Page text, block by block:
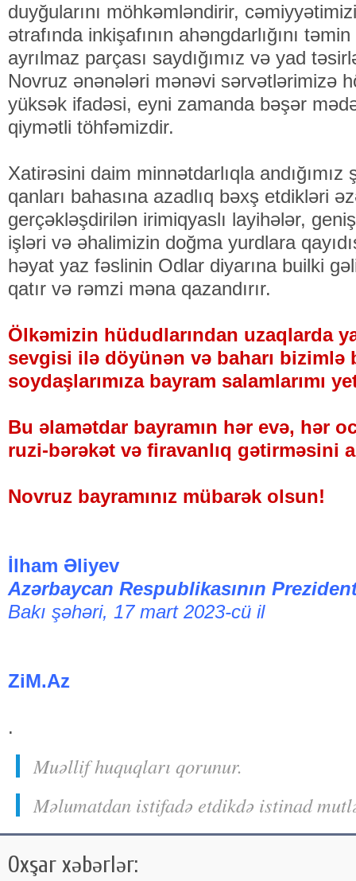
duyğularını möhkəmləndirir,
ətrafında inkişafının ahəngdarlığını
ayrılmaz parçası saydığımız və yad
Novruz ənənələri mənəvi sərvətlərimizə
yüksək ifadəsi, eyni zamanda bəşər
qiymətli töhfəmizdir.
Xatirəsini daim minnətdarlıqla
qanları bahasına azadlıq bəxş etdikləri
gerçəkləşdirilən irimiqyaslı layihələr,
işləri və əhalimizin doğma yurdlara
həyat yaz fəslinin Odlar diyarına builki
qatır və rəmzi məna qazandırır.
Ölkəmizin hüdudlarından uzaqlarda
sevgisi ilə döyünən və baharı bizimlə
soydaşlarımıza bayram salamlarımı
Bu əlamətdar bayramın hər evə, hər
ruzi-bərəkət və firavanlıq gətirməsini
Novruz bayramınız mübarək olsun!
İlham Əliyev
Azərbaycan Respublikasının
Bakı şəhəri, 17 mart 2023-cü il
ZiM.Az
.
Muəllif huquqları qorunur.
Məlumatdan istifadə etdikdə istinad
Oxşar xəbərlər: